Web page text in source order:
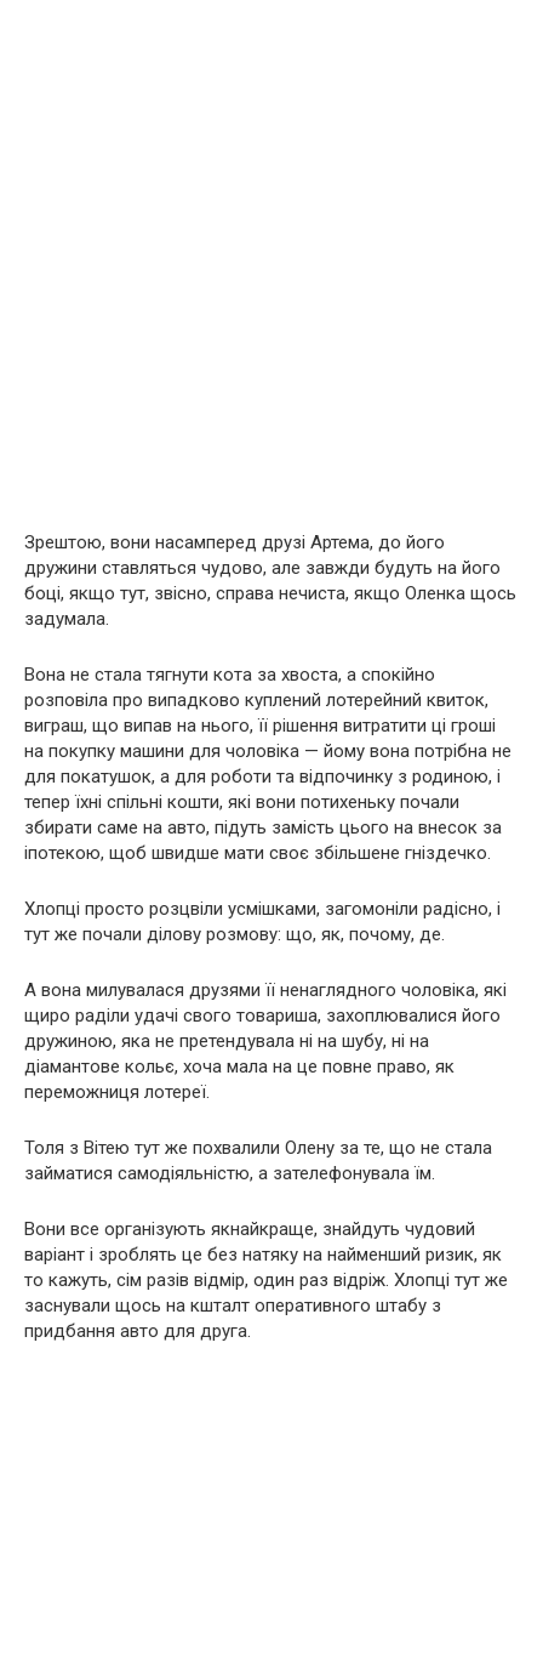
Зрештою, вони насамперед друзі Артема, до його
дружини ставляться чудово, але завжди будуть на його
боці, якщо тут, звісно, справа нечиста, якщо Оленка щось
задумала.
Вона не стала тягнути кота за хвоста, а спокійно
розповіла про випадково куплений лотерейний квиток,
виграш, що випав на нього, її рішення витратити ці гроші
на покупку машини для чоловіка — йому вона потрібна не
для покатушок, а для роботи та відпочинку з родиною, і
тепер їхні спільні кошти, які вони потихеньку почали
збирати саме на авто, підуть замість цього на внесок за
іпотекою, щоб швидше мати своє збільшене гніздечко.
Хлопці просто розцвіли усмішками, загомоніли радісно, і
тут же почали ділову розмову: що, як, почому, де.
А вона милувалася друзями її ненаглядного чоловіка, які
щиро раділи удачі свого товариша, захоплювалися його
дружиною, яка не претендувала ні на шубу, ні на
діамантове кольє, хоча мала на це повне право, як
переможниця лотереї.
Толя з Вітею тут же похвалили Олену за те, що не стала
займатися самодіяльністю, а зателефонувала їм.
Вони все організують якнайкраще, знайдуть чудовий
варіант і зроблять це без натяку на найменший ризик, як
то кажуть, сім разів відмір, один раз відріж. Хлопці тут же
заснували щось на кшталт оперативного штабу з
придбання авто для друга.